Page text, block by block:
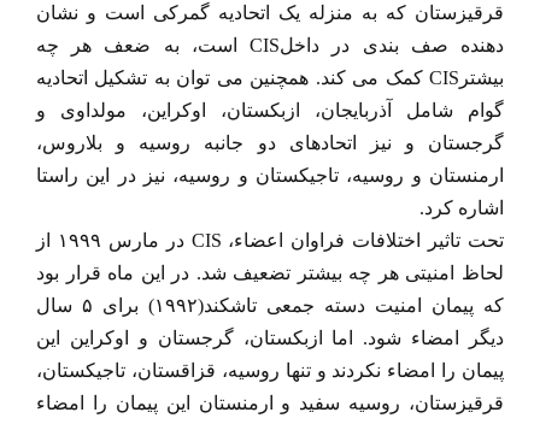
قرقیزستان که به منزله یک اتحادیه گمرکی است و نشان
دهنده صف بندی در داخلCIS است، به ضعف هر چه
بیشترCIS کمک می کند. همچنین می توان به تشکیل اتحادیه
گوام شامل آذربایجان، ازبکستان،‌ اوکراین، مولداوی و
گرجستان و نیز اتحادهای دو جانبه روسیه و بلاروس،
ارمنستان و روسیه، تاجیکستان و روسیه، نیز در این راستا
اشاره کرد.
تحت تاثیر اختلافات فراوان اعضاء، CIS در مارس ۱۹۹۹ از
لحاظ امنیتی هر چه بیشتر تضعیف شد. در این ماه قرار بود
که پیمان امنیت دسته جمعی تاشکند(۱۹۹۲) برای ۵ سال
دیگر امضاء شود. اما ازبکستان، گرجستان و اوکراین این
پیمان را امضاء نکردند و تنها روسیه، قزاقستان، تاجیکستان،
قرقیزستان، روسیه سفید و ارمنستان این پیمان را امضاء